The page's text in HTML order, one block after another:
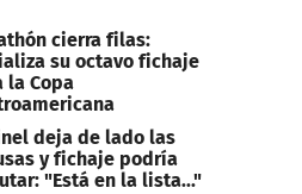
cierra filas:
su octavo fichaje
la Copa
deja de lado las
y fichaje podría
"Está en la lista..."